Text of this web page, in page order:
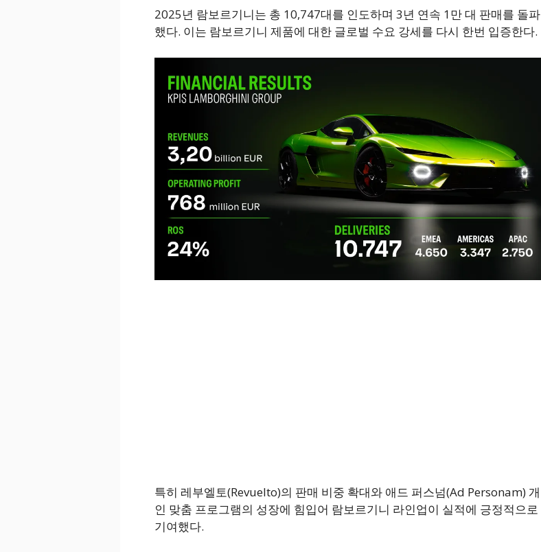
2025년 람보르기니는 총 10,747대를 인도하며 3년 연속 1만 대 판매를 돌파
했다. 이는 람보르기니 제품에 대한 글로벌 수요 강세를 다시 한번 입증한다.
특히 레부엘토(Revuelto)의 판매 비중 확대와 애드 퍼스넘(Ad Personam) 개
인 맞춤 프로그램의 성장에 힘입어 람보르기니 라인업이 실적에 긍정적으로
기여했다.